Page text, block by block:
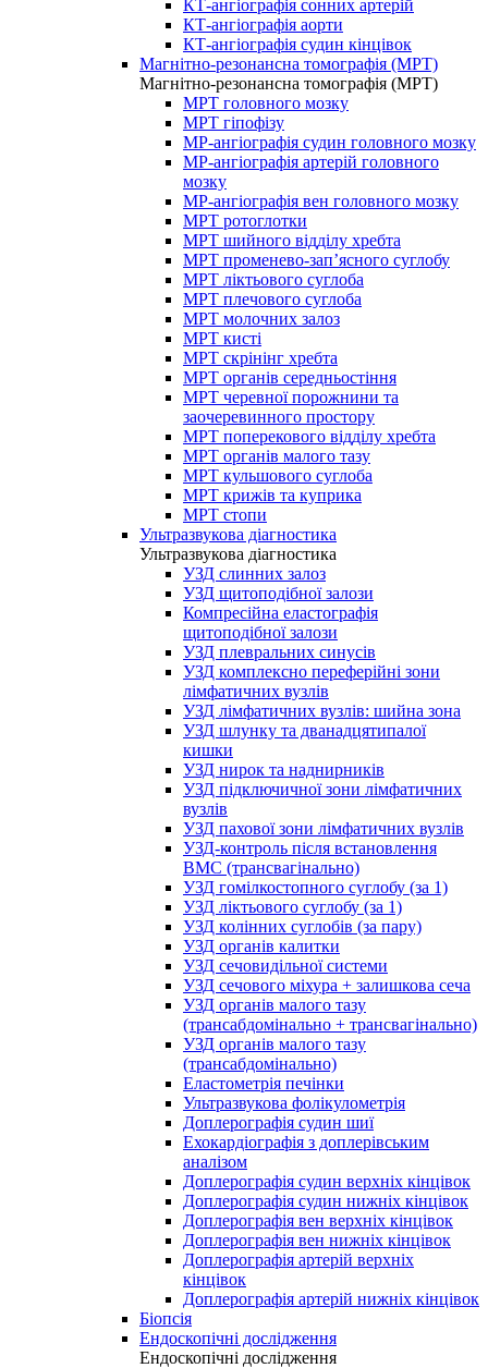
КТ-ангіографія сонних артерій
КТ-ангіографія аорти
КТ-ангіографія судин кінцівок
Магнітно-резонансна томографія (МРТ)
Магнітно-резонансна томографія (МРТ)
МРТ головного мозку
МРТ гіпофізу
МР-ангіографія судин головного мозку
МР-ангіографія артерій головного
мозку
МР-ангіографія вен головного мозку
МРТ ротоглотки
МРТ шийного відділу хребта
МРТ променево-зап’ясного суглобу
МРТ ліктьового суглоба
МРТ плечового суглоба
МРТ молочних залоз
МРТ кисті
МРТ скрінінг хребта
МРТ органів середньостіння
МРТ черевної порожнини та
заочеревинного простору
МРТ поперекового відділу хребта
МРТ органів малого тазу
МРТ кульшового суглоба
МРТ крижів та куприка
МРТ стопи
Ультразвукова діагностика
Ультразвукова діагностика
УЗД слинних залоз
УЗД щитоподібної залози
Компресійна еластографія
щитоподібної залози
УЗД плевральних синусів
УЗД комплексно переферійні зони
лімфатичних вузлів
УЗД лімфатичних вузлів: шийна зона
УЗД шлунку та дванадцятипалої
кишки
УЗД нирок та наднирників
УЗД підключичної зони лімфатичних
вузлів
УЗД пахової зони лімфатичних вузлів
УЗД-контроль після встановлення
ВМС (трансвагінально)
УЗД гомілкостопного суглобу (за 1)
УЗД ліктьового суглобу (за 1)
УЗД колінних суглобів (за пару)
УЗД органів калитки
УЗД сечовидільної системи
УЗД сечового міхура + залишкова сеча
УЗД органів малого тазу
(трансабдомінально + трансвагінально)
УЗД органів малого тазу
(трансабдомінально)
Еластометрія печінки
Ультразвукова фолікулометрія
Доплерографія судин шиї
Ехокардіографія з доплерівським
аналізом
Доплерографія судин верхніх кінцівок
Доплерографія судин нижніх кінцівок
Доплерографія вен верхніх кінцівок
Доплерографія вен нижніх кінцівок
Доплерографія артерій верхніх
кінцівок
Доплерографія артерій нижніх кінцівок
Біопсія
Ендоскопічні дослідження
Ендоскопічні дослідження